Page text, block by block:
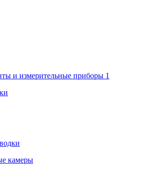
и измерительные приборы 1
камеры